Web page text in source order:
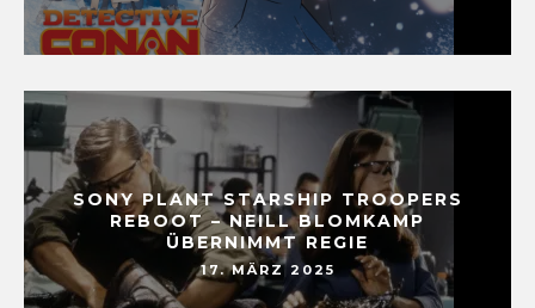
SONY PLANT STARSHIP TROOPERS
REBOOT – NEILL BLOMKAMP
ÜBERNIMMT REGIE
17. MÄRZ 2025